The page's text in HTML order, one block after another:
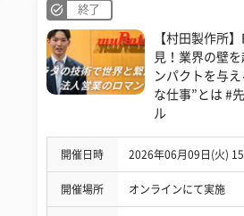
終了
【村田製作所
見！業界の壁
ンパクトを与
な仕事”とは #
ル
開催日時 2026年06月09日(火)
開催場所 オンラインにて実施